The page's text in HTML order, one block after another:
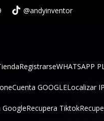
@andyinventor
RegistrarseWHATSAPP
Cuenta GOOGLELocalizar IP
GoogleRecupera Tiktok